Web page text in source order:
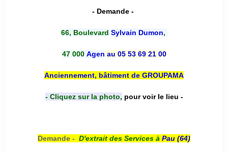
- Demande -
66, Boulevard Sylvain Dumon,
47 000 Agen au 05 53 69 21 00
Anciennement, bâtiment de GROUPAMA
- Cliquez sur la photo, pour voir le lieu -
Demande - D'extrait des Services à Pau (64)